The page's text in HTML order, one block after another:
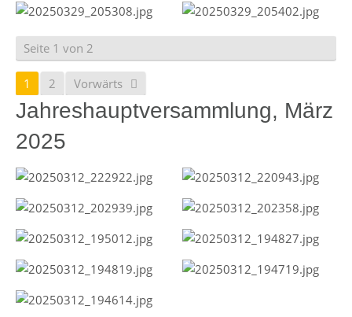
Seite 1 von 2
1 2 Vorwärts
Jahreshauptversammlung, März
2025